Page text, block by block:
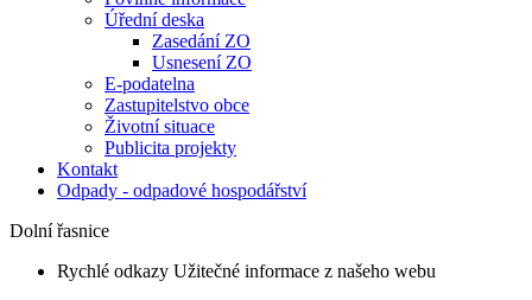
Úřední deska
Zasedání ZO
Usnesení ZO
E-podatelna
Zastupitelstvo obce
Životní situace
Publicita projekty
Kontakt
Odpady - odpadové hospodářství
Dolní řasnice
Rychlé odkazy Užitečné informace z našeho webu